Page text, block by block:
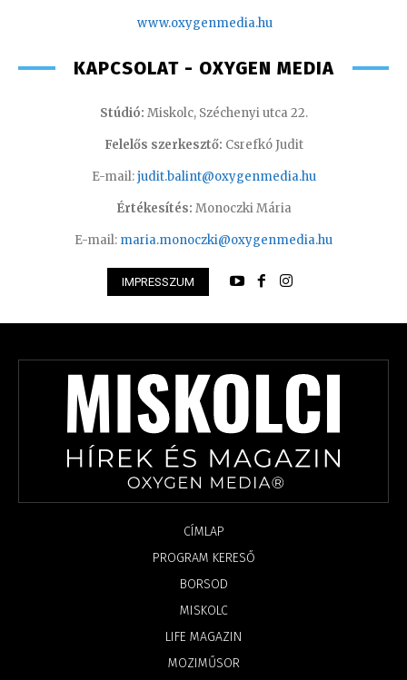
www.oxygenmedia.hu
KAPCSOLAT - OXYGEN MEDIA
Stúdió: Miskolc, Széchenyi utca 22.
Felelős szerkesztő: Csrefkó Judit
E-mail:judit.balint@oxygenmedia.hu
Értékesítés: Monoczki Mária
E-mail: maria.monoczki@oxygenmedia.hu
IMPRESSZUM
CÍMLAP
PROGRAM KERESŐ
BORSOD
MISKOLC
LIFE MAGAZIN
MOZIMŰSOR